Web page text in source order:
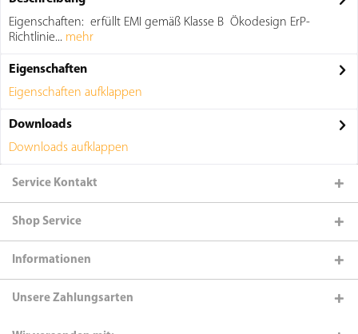
Eigenschaften: erfüllt EMI gemäß Klasse B Ökodesign ErP-
Richtlinie... mehr
Eigenschaften
Eigenschaften aufklappen
Downloads
Downloads aufklappen
Service Kontakt
Shop Service
Informationen
Unsere Zahlungsarten